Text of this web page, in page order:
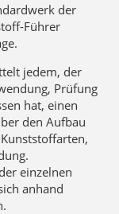
der
Führer
jedem, der
Prüfung
hat, einen
den Aufbau
einzelnen
anhand